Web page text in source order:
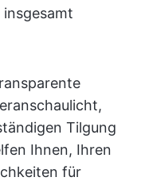
insgesamt
Tilgung
Ihnen, Ihren
für